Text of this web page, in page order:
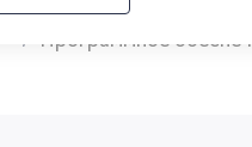
Программное